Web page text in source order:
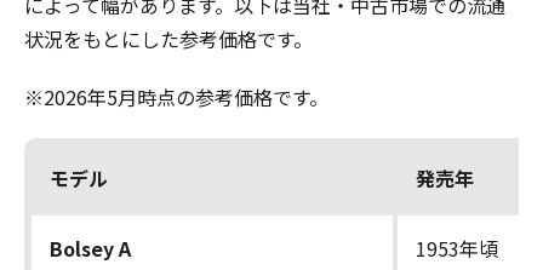
状況をもとにした参考価格です。
※2026年5月時点の参考価格です。
モデル 発売年
Bolsey A 1953年頃